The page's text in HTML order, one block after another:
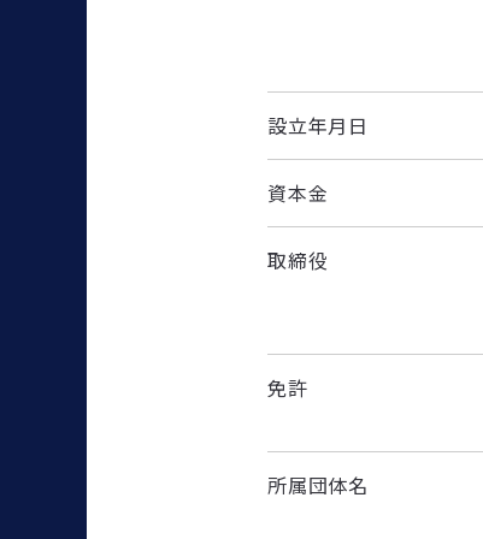
設立年月日
資本金
取締役
免許
所属団体名